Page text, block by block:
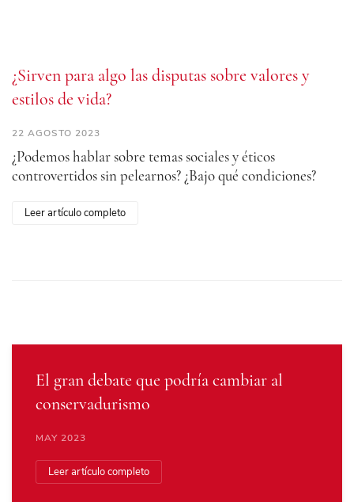
¿Sirven para algo las disputas sobre valores y
estilos de vida?
22 AGOSTO 2023
¿Podemos hablar sobre temas sociales y éticos
controvertidos sin pelearnos? ¿Bajo qué condiciones?
Leer artículo completo
El gran debate que podría cambiar al
conservadurismo
MAY 2023
Leer artículo completo